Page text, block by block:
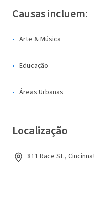
Causas incluem:
Arte & Música
Educação
Áreas Urbanas
Localização
811 Race St.,